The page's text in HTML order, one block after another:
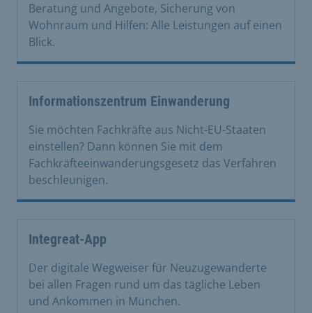
Beratung und Angebote, Sicherung von
Wohnraum und Hilfen: Alle Leistungen auf einen
Blick.
Informationszentrum Einwanderung
Sie möchten Fachkräfte aus Nicht-EU-Staaten
einstellen? Dann können Sie mit dem
Fachkräfteeinwanderungsgesetz das Verfahren
beschleunigen.
Integreat-App
Der digitale Wegweiser für Neuzugewanderte
bei allen Fragen rund um das tägliche Leben
und Ankommen in München.